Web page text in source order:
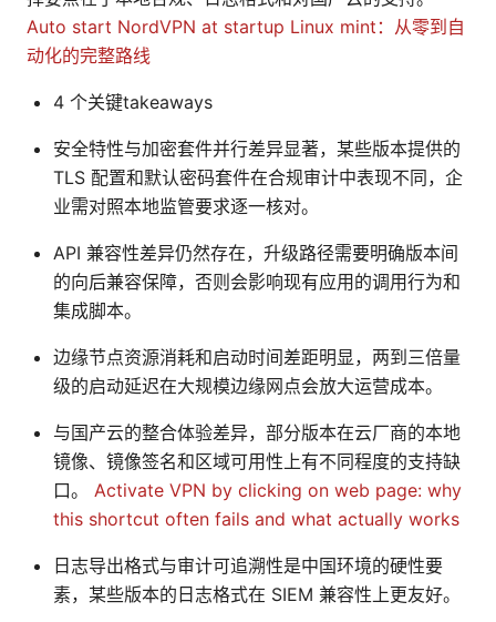
Auto start NordVPN at startup Linux mint：从零到自
动化的完整路线
4 个关键takeaways
安全特性与加密套件并行差异显著，某些版本提供的
TLS 配置和默认密码套件在合规审计中表现不同，企
业需对照本地监管要求逐一核对。
API 兼容性差异仍然存在，升级路径需要明确版本间
的向后兼容保障，否则会影响现有应用的调用行为和
集成脚本。
边缘节点资源消耗和启动时间差距明显，两到三倍量
级的启动延迟在大规模边缘网点会放大运营成本。
与国产云的整合体验差异，部分版本在云厂商的本地
镜像、镜像签名和区域可用性上有不同程度的支持缺
口。 Activate VPN by clicking on web page: why
this shortcut often fails and what actually works
日志导出格式与审计可追溯性是中国环境的硬性要
素，某些版本的日志格式在 SIEM 兼容性上更友好。